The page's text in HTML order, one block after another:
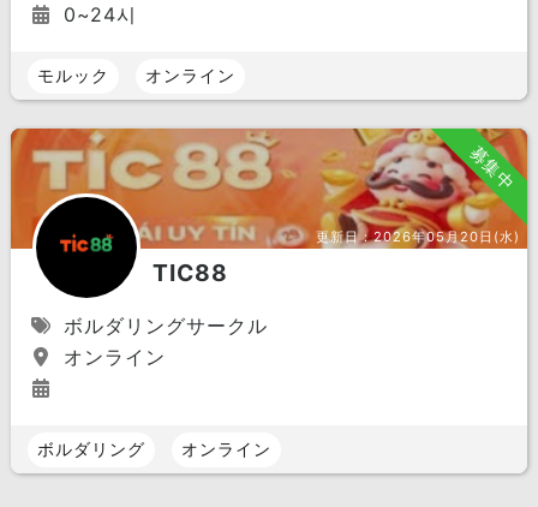
0~24시
モルック オンライン
募集中
更新日：2026年05月20日(水)
TIC88
ボルダリングサークル
オンライン
ボルダリング オンライン